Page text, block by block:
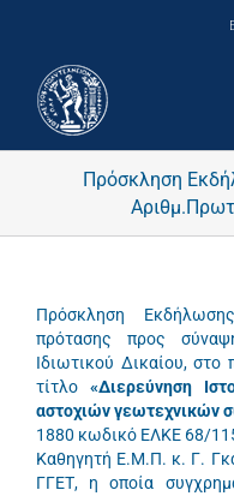
Πρόσκληση
Πρόσκληση
πρότασης προς
Ιδιωτικού Δικαίου,
τίτλο «Διερεύνηση
αστοχιών γεωτεχνικών
1880 κωδικό ΕΛΚΕ 68/
Καθηγητή Ε.Μ.Π. κ. Γ.
ΓΓΕΤ, η οποία